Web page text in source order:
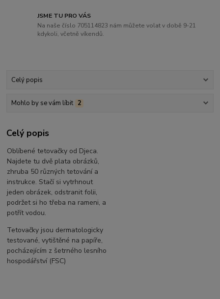
JSME TU PRO VÁS
Na naše číslo 705114823 nám můžete volat v době 9-21
kdykoli, včetně víkendů.
Celý popis
Mohlo by se vám líbit 2
Celý popis
Oblíbené tetovačky od Djeca.
Najdete tu dvě plata obrázků,
zhruba 50 různých tetování a
instrukce. Stačí si vytrhnout
jeden obrázek, odstranit folii,
podržet si ho třeba na rameni, a
potřít vodou.
Tetovačky jsou dermatologicky
testované, vytištěné na papíře,
pocházejícím z šetrného lesního
hospodářství (FSC)